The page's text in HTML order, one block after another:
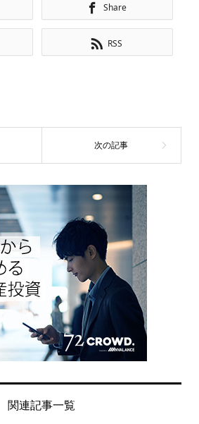
Share
RSS
関連記事一覧